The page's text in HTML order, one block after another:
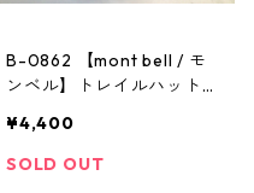
B-0862 【mont bell / モ
ンベル】トレイルハット：
ハット Men's ブラック Lサ
イズ
¥4,400
SOLD OUT